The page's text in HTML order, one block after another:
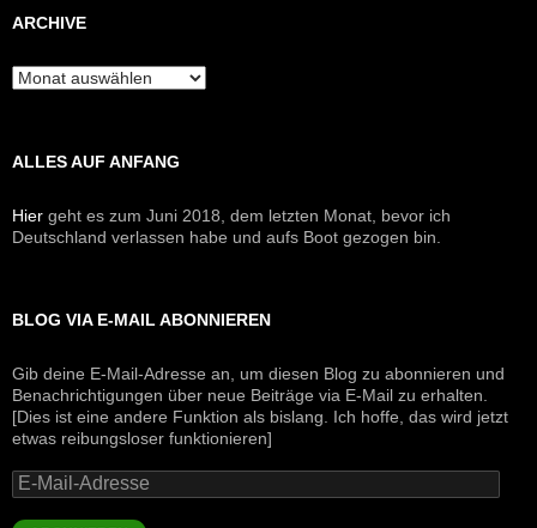
ARCHIVE
Archive
ALLES AUF ANFANG
Hier geht es zum Juni 2018, dem letzten Monat, bevor ich
Deutschland verlassen habe und aufs Boot gezogen bin.
BLOG VIA E-MAIL ABONNIEREN
Gib deine E-Mail-Adresse an, um diesen Blog zu abonnieren und
Benachrichtigungen über neue Beiträge via E-Mail zu erhalten.
[Dies ist eine andere Funktion als bislang. Ich hoffe, das wird jetzt
etwas reibungsloser funktionieren]
E-
Mail-
Adresse